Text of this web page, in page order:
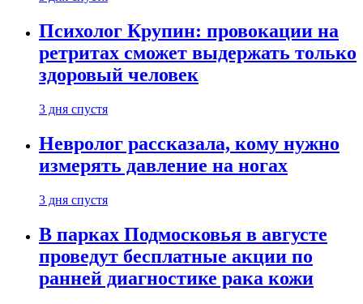
Психолог Крупин: провокации на
ретритах сможет выдержать только
здоровый человек
3 дня спустя
Невролог рассказала, кому нужно
измерять давление на ногах
3 дня спустя
В парках Подмосковья в августе
проведут бесплатные акции по
ранней диагностике рака кожи